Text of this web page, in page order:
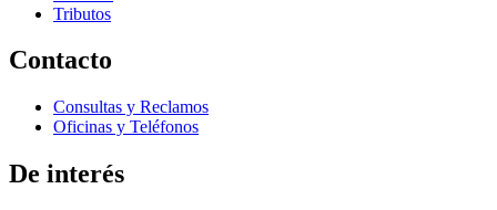
Tributos
Contacto
Consultas y Reclamos
Oficinas y Teléfonos
De interés